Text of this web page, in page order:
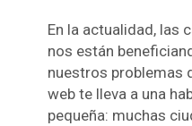
En la actualidad, las
nos están
nuestros problemas
web te lleva a una
pequeña: muchas